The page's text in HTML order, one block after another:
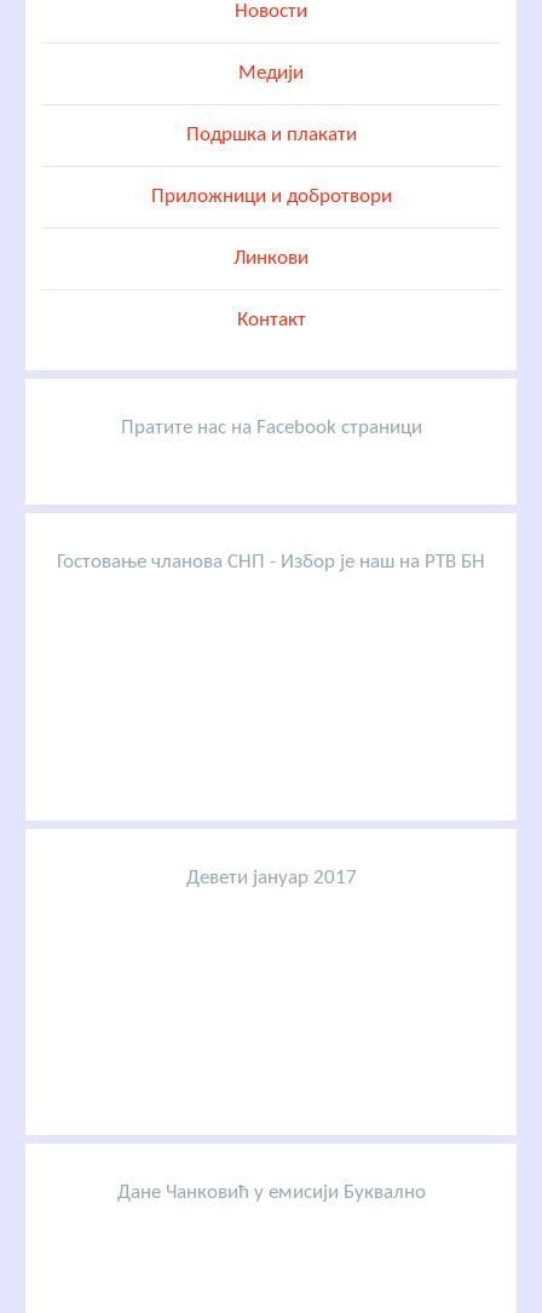
Новости
Медији
Подршка и плакати
Приложници и добротвори
Линкови
Контакт
Пратите нас на Facebook страници
Гостовање чланова СНП - Избор је наш на РТВ БН
Девети јануар 2017
Дане Чанковић у емисији Буквално